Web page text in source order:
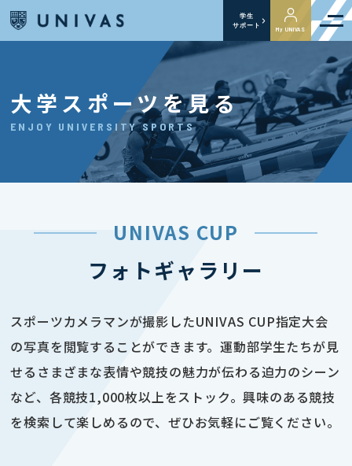
学生
サポート
My UNIVAS
大学スポーツを見る
ENJOY UNIVERSITY SPORTS
UNIVAS CUP
フォトギャラリー
スポーツカメラマンが撮影したUNIVAS CUP指定大会
の写真を閲覧することができます。運動部学生たちが見
せるさまざまな表情や競技の魅力が伝わる迫力のシーン
など、各競技1,000枚以上をストック。興味のある競技
を検索して楽しめるので、ぜひお気軽にご覧ください。